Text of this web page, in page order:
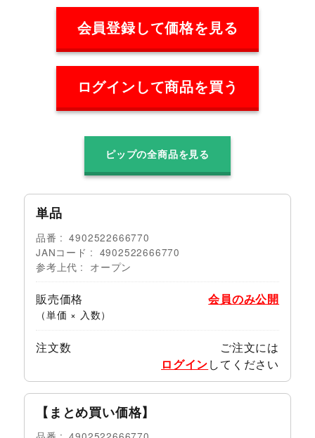
会員登録して価格を見る
ログインして商品を買う
ピップの全商品を見る
単品
品番
4902522666770
JANコード
4902522666770
参考上代
オープン
販売価格
（単価 × 入数）
会員のみ公開
注文数
ご注文には
ログインしてください
【まとめ買い価格】